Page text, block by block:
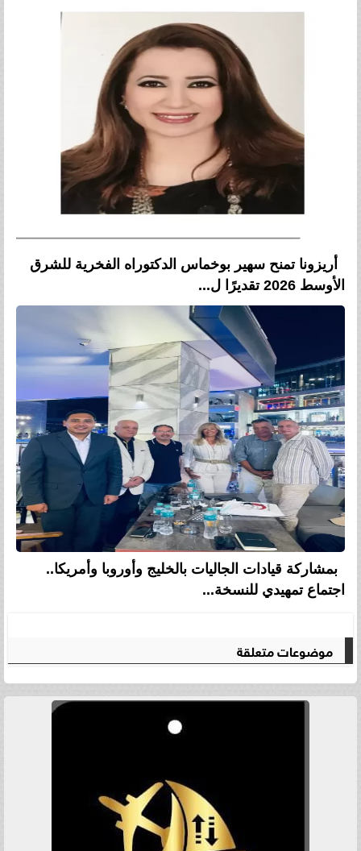
أريزونا تمنح سهير بوخماس الدكتوراه الفخرية للشرق
الأوسط 2026 تقديرًا ل...
بمشاركة قيادات الجاليات بالخليج وأوروبا وأمريكا..
اجتماع تمهيدي للنسخة...
موضوعات متعلقة